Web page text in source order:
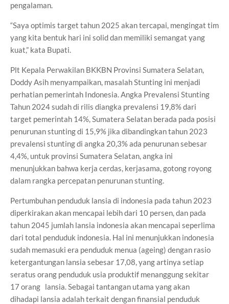
pengalaman.
“Saya optimis target tahun 2025 akan tercapai, mengingat tim
yang kita bentuk hari ini solid dan memiliki semangat yang
kuat,” kata Bupati.
Plt Kepala Perwakilan BKKBN Provinsi Sumatera Selatan,
Doddy Asih menyampaikan, masalah Stunting ini menjadi
perhatian pemerintah Indonesia. Angka Prevalensi Stunting
Tahun 2024 sudah di rilis diangka prevalensi 19,8% dari
target pemerintah 14%, Sumatera Selatan berada pada posisi
penurunan stunting di 15,9% jika dibandingkan tahun 2023
prevalensi stunting di angka 20,3% ada penurunan sebesar
4,4%, untuk provinsi Sumatera Selatan, angka ini
menunjukkan bahwa kerja cerdas, kerjasama, gotong royong
dalam rangka percepatan penurunan stunting.
Pertumbuhan penduduk lansia di indonesia pada tahun 2023
diperkirakan akan mencapai lebih dari 10 persen, dan pada
tahun 2045 jumlah lansia indonesia akan mencapai seperlima
dari total penduduk indonesia. Hal ini menunjukkan indonesia
sudah memasuki era penduduk menua (ageing) dengan rasio
ketergantungan lansia sebesar 17,08, yang artinya setiap
seratus orang penduduk usia produktif menanggung sekitar
17 orang lansia. Sebagai tantangan utama yang akan
dihadapi lansia adalah terkait dengan finansial penduduk